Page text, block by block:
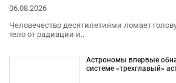
06.08.2026
Человечество десятилетиями ломает
тело от радиации и..
Астрономы впервые
системе «трехглавый»